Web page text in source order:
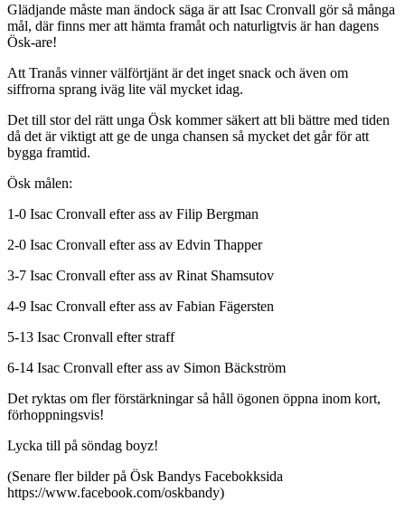
Glädjande måste man ändock säga är att Isac Cronvall gör så många
mål, där finns mer att hämta framåt och naturligtvis är han dagens
Ösk-are!
Att Tranås vinner välförtjänt är det inget snack och även om
siffrorna sprang iväg lite väl mycket idag.
Det till stor del rätt unga Ösk kommer säkert att bli bättre med tiden
då det är viktigt att ge de unga chansen så mycket det går för att
bygga framtid.
Ösk målen:
1-0 Isac Cronvall efter ass av Filip Bergman
2-0 Isac Cronvall efter ass av Edvin Thapper
3-7 Isac Cronvall efter ass av Rinat Shamsutov
4-9 Isac Cronvall efter ass av Fabian Fägersten
5-13 Isac Cronvall efter straff
6-14 Isac Cronvall efter ass av Simon Bäckström
Det ryktas om fler förstärkningar så håll ögonen öppna inom kort,
förhoppningsvis!
Lycka till på söndag boyz!
(Senare fler bilder på Ösk Bandys Facebokksida
https://www.facebook.com/oskbandy)